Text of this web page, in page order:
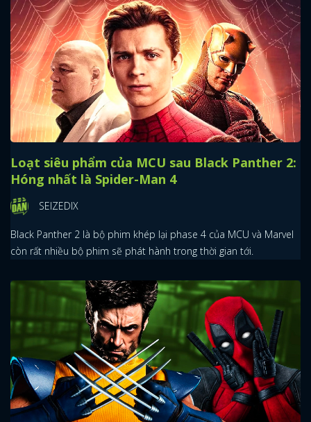
Loạt siêu phẩm của MCU sau Black Panther 2:
Hóng nhất là Spider-Man 4
SEIZEDIX
Black Panther 2 là bộ phim khép lại phase 4 của MCU và Marvel
còn rất nhiều bộ phim sẽ phát hành trong thời gian tới.